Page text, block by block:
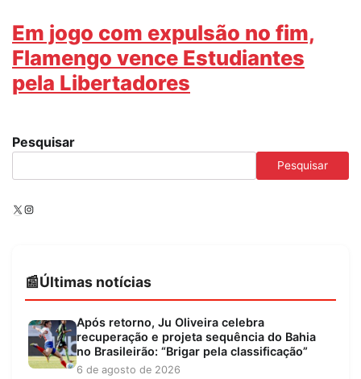
Em jogo com expulsão no fim,
Flamengo vence Estudiantes
pela Libertadores
Pesquisar
Pesquisar
X Instagram
Últimas notícias
Após retorno, Ju Oliveira celebra
recuperação e projeta sequência do Bahia
no Brasileirão: “Brigar pela classificação”
6 de agosto de 2026